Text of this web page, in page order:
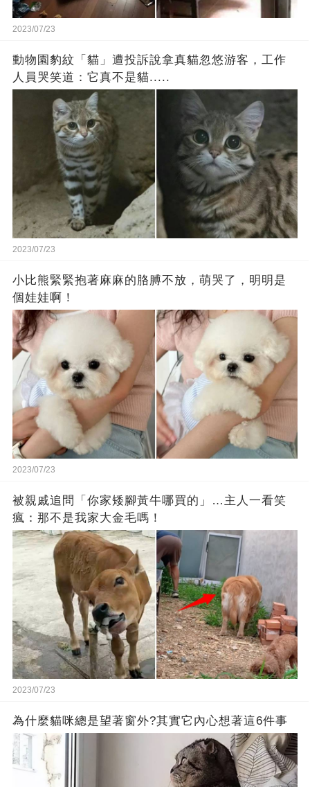
2023/07/23
動物園豹紋「貓」遭投訴說拿真貓忽悠游客，工作
人員哭笑道：它真不是貓.....
2023/07/23
小比熊緊緊抱著麻麻的胳膊不放，萌哭了，明明是
個娃娃啊！
2023/07/23
被親戚追問「你家矮腳黃牛哪買的」…主人一看笑
瘋：那不是我家大金毛嗎！
2023/07/23
為什麼貓咪總是望著窗外?其實它內心想著這6件事